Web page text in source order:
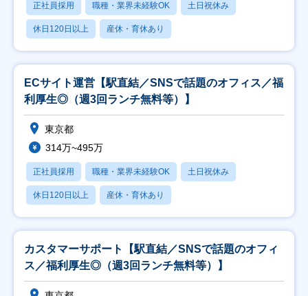
正社員採用 職種・業界未経験OK 土日祝休み
休日120日以上 産休・育休あり
ECサイト運営【駅直結／SNSで話題のオフィス／福
利厚生◎（週3回ランチ無料等）】
東京都
314万~495万
正社員採用 職種・業界未経験OK 土日祝休み
休日120日以上 産休・育休あり
カスタマーサポート【駅直結／SNSで話題のオフィ
ス／福利厚生◎（週3回ランチ無料等）】